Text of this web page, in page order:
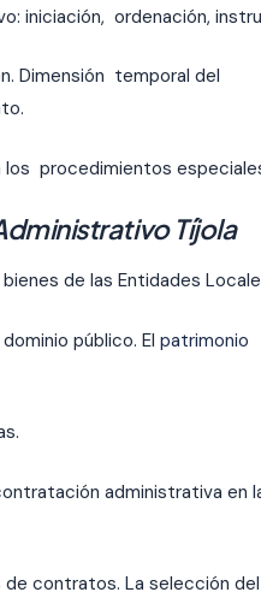
iniciación, ordenación,
Dimensión temporal del
los procedimientos
Tíjola
de las Entidades
público. El patrimonio
administrativa en
de contratos. La selección del